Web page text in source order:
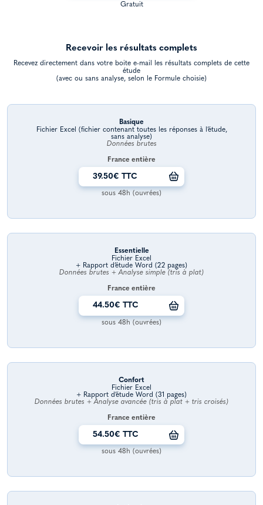
Gratuit
Recevoir les résultats complets
Recevez directement dans votre boite e-mail les résultats complets de cette
étude
(avec ou sans analyse, selon le Formule choisie)
Basique
Fichier Excel (fichier contenant toutes les réponses à l’étude,
sans analyse)
Données brutes
France entière
39.50€ TTC
sous 48h (ouvrées)
Essentielle
Fichier Excel
+ Rapport d’étude Word (22 pages)
Données brutes + Analyse simple (tris à plat)
France entière
44.50€ TTC
sous 48h (ouvrées)
Confort
Fichier Excel
+ Rapport d’étude Word (31 pages)
Données brutes + Analyse avancée (tris à plat + tris croisés)
France entière
54.50€ TTC
sous 48h (ouvrées)